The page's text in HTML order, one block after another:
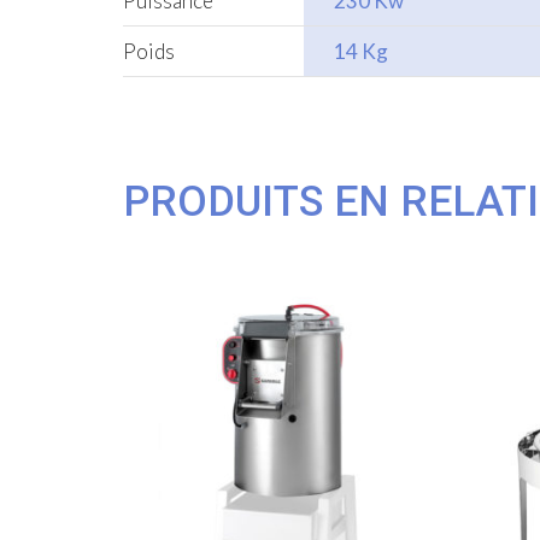
Poids
14 Kg
PRODUITS EN